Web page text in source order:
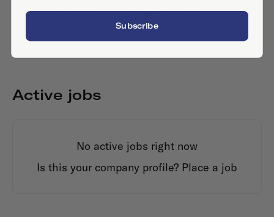
Laurierstraat 80, 1016 PP, Amsterdam
Active jobs
No active jobs right now
Is this your company profile? Place a job
Subscribe